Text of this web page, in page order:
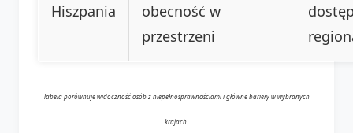
Hiszpania
obecność w
przestrzeni
Tabela porównuje widoczność osób z niepełnosprawnościami i główne bariery w wybranych
krajach.